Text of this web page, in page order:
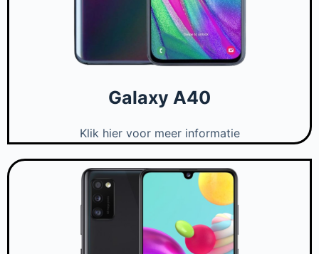
Galaxy A40
Klik hier voor meer informatie